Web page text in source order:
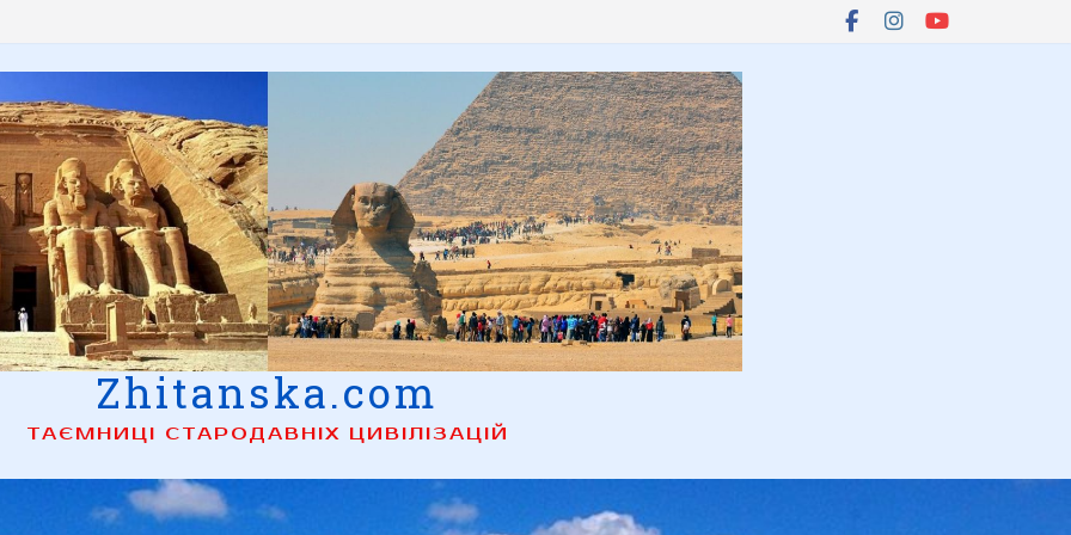
Zhitanska.com
ТАЄМНИЦІ СТАРОДАВНІХ ЦИВІЛІЗАЦІЙ